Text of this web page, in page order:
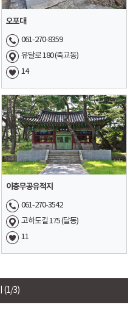
오포대
061-270-8359
유달로 180 (죽교동)
14
이충무공유적지
061-270-3542
고하도길 175 (달동)
11
(1/3)